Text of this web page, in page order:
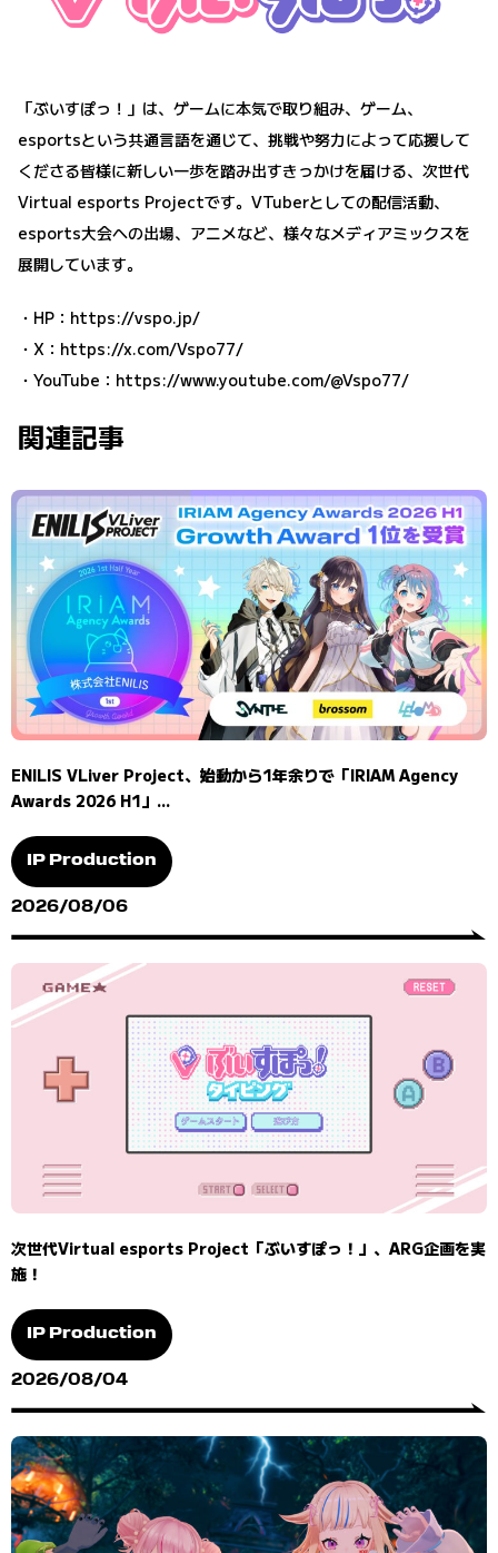
「ぶいすぽっ！」は、ゲームに本気で取り組み、ゲーム、
esportsという共通言語を通じて、挑戦や努力によって応援して
くださる皆様に新しい一歩を踏み出すきっかけを届ける、次世代
Virtual esports Projectです。VTuberとしての配信活動、
esports大会への出場、アニメなど、様々なメディアミックスを
展開しています。
・HP： https://vspo.jp/
・X： https://x.com/Vspo77/
・YouTube： https://www.youtube.com/@Vspo77/
関連記事
ENILIS VLiver Project、始動から1年余りで「IRIAM Agency
Awards 2026 H1」...
IP Production
2026/08/06
次世代Virtual esports Project「ぶいすぽっ！」、ARG企画を実
施！
IP Production
2026/08/04